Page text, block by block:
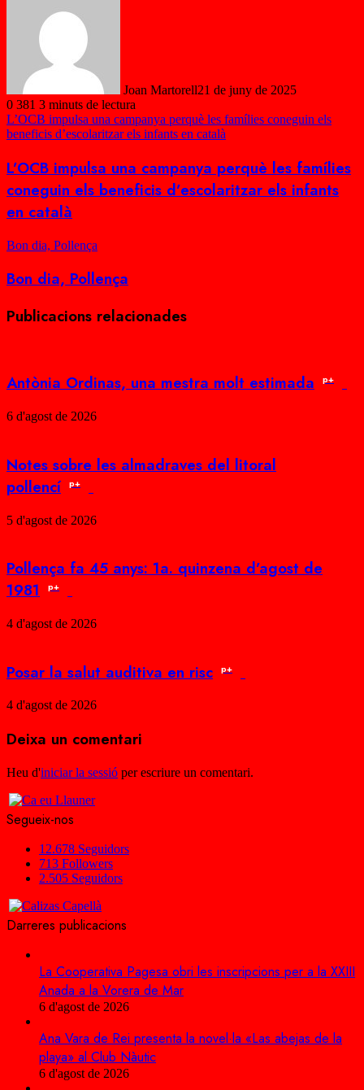
Joan Martorell21 de juny de 2025
0 381 3 minuts de lectura
L’OCB impulsa una campanya perquè les famílies coneguin els
beneficis d’escolaritzar els infants en català
L’OCB impulsa una campanya perquè les famílies
coneguin els beneficis d’escolaritzar els infants
en català
Bon dia, Pollença
Bon dia, Pollença
Publicacions relacionades
Antònia Ordinas, una mestra molt estimada p+
6 d'agost de 2026
Notes sobre les almadraves del litoral
pollencí
p+
5 d'agost de 2026
Pollença fa 45 anys: 1a. quinzena d’agost de
1981
p+
4 d'agost de 2026
Posar la salut auditiva en risc p+
4 d'agost de 2026
Deixa un comentari
Heu d'iniciar la sessió per escriure un comentari.
Segueix-nos
12.678 Seguidors
713 Followers
2.505 Seguidors
Darreres publicacions
La Cooperativa Pagesa obri les inscripcions per a la XXIII
Anada a la Vorera de Mar
6 d'agost de 2026
Ana Vara de Rei presenta la novel·la «Las abejas de la
playa» al Club Nàutic
6 d'agost de 2026